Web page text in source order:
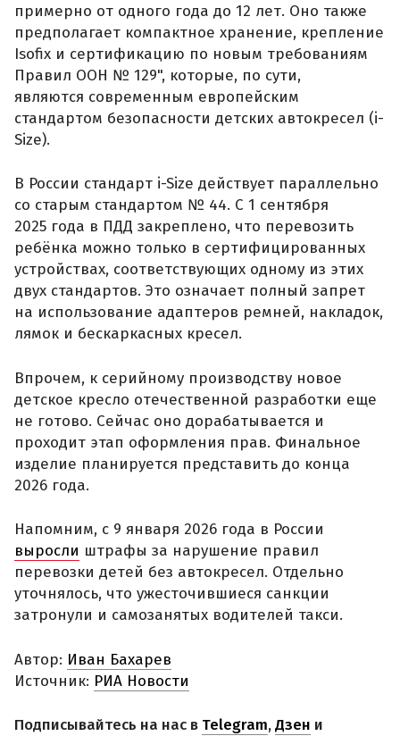
примерно от одного года до 12 лет. Оно также
предполагает компактное хранение, крепление
Isofix и сертификацию по новым требованиям
Правил ООН № 129", которые, по сути,
являются современным европейским
стандартом безопасности детских автокресел (i-
Size).
В России стандарт i-Size действует параллельно
со старым стандартом № 44. С 1 сентября
2025 года в ПДД закреплено, что перевозить
ребёнка можно только в сертифицированных
устройствах, соответствующих одному из этих
двух стандартов. Это означает полный запрет
на использование адаптеров ремней, накладок,
лямок и бескаркасных кресел.
Впрочем, к серийному производству новое
детское кресло отечественной разработки еще
не готово. Сейчас оно дорабатывается и
проходит этап оформления прав. Финальное
изделие планируется представить до конца
2026 года.
Напомним, с 9 января 2026 года в России
выросли штрафы за нарушение правил
перевозки детей без автокресел. Отдельно
уточнялось, что ужесточившиеся санкции
затронули и самозанятых водителей такси.
Автор: Иван Бахарев
Источник: РИА Новости
Подписывайтесь на нас в Telegram,Дзен и